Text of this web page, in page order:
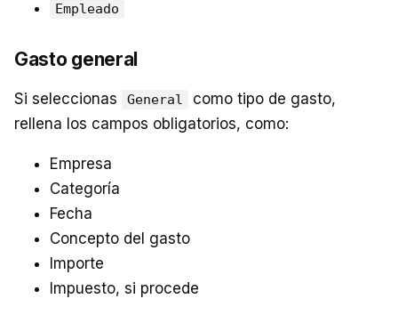
Empleado
Gasto general
Si seleccionas General
como tipo de gasto,
rellena los campos obligatorios, como:
Empresa
Categoría
Fecha
Concepto del gasto
Importe
Impuesto, si procede